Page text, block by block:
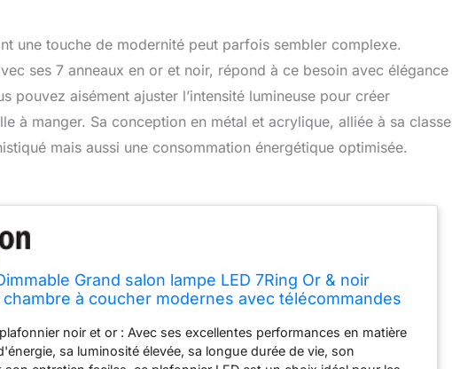
une touche de modernité peut parfois sembler complexe.
ses 7 anneaux en or et noir, répond à ce besoin avec élégance
pouvez aisément ajuster l’intensité lumineuse pour créer
à manger. Sa conception en métal et acrylique, alliée à sa classe
mais aussi une consommation énergétique optimisée.
Grand salon lampe LED 7Ring Or & noir
chambre à coucher modernes avec télécommandes
100W
noir et or : Avec ses excellentes performances en matière
sa luminosité élevée, sa longue durée de vie, son